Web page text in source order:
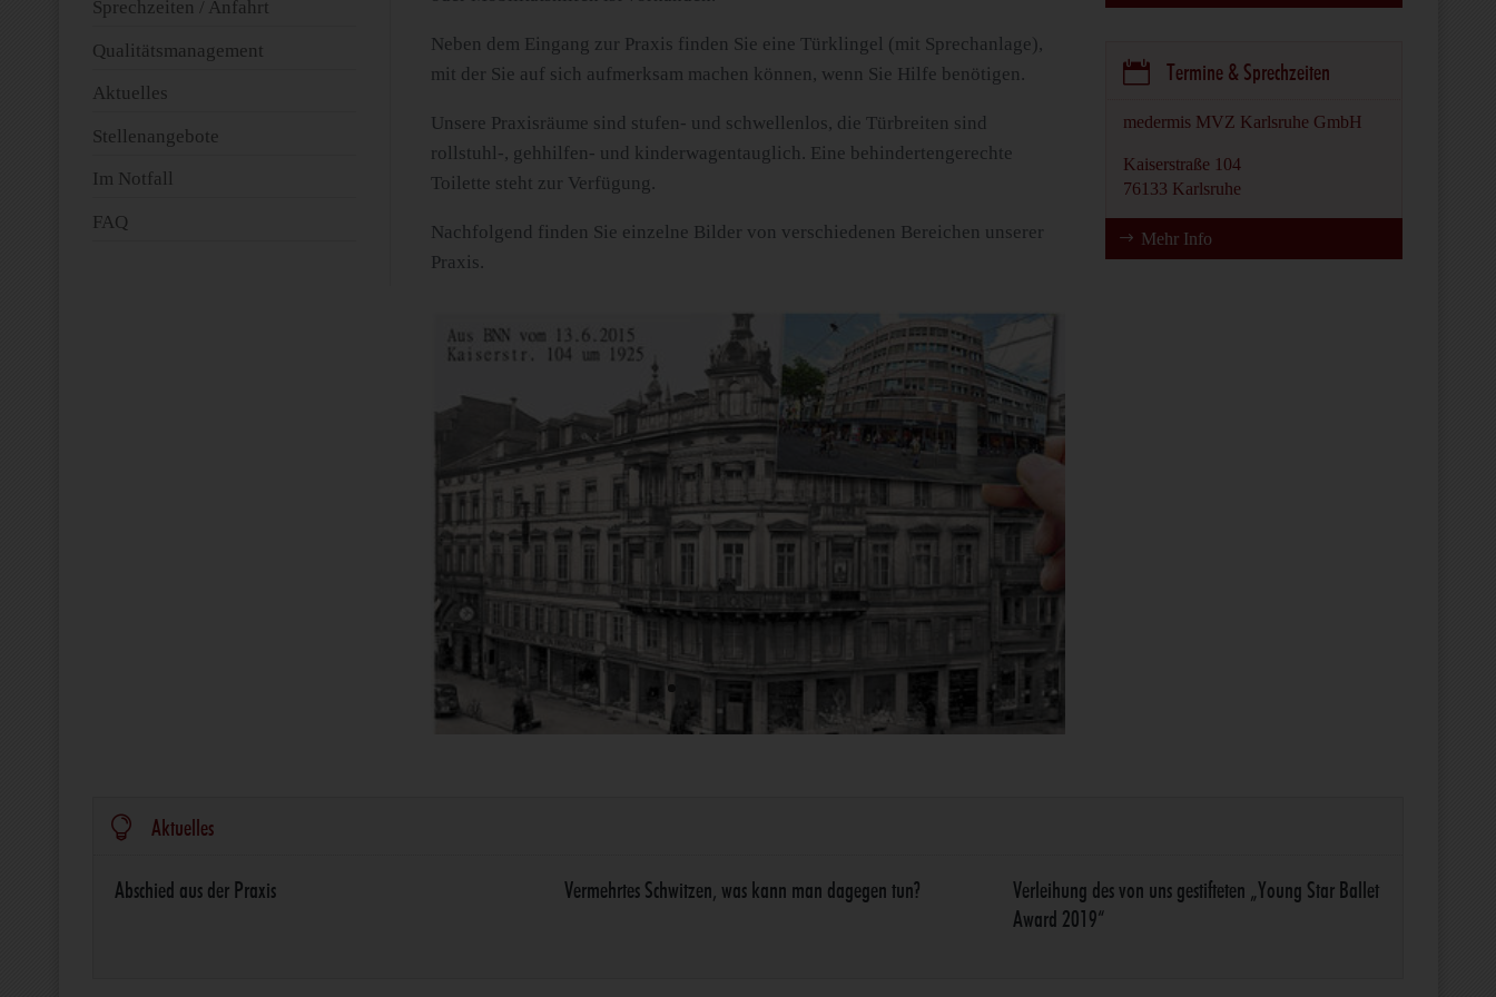
Sprechzeiten / Anfahrt
Qualitätsmanagement
Aktuelles
Stellenangebote
Im Notfall
FAQ
Neben dem Eingang zur Praxis finden Sie eine Türklingel (mit Sprechanlage),
mit der Sie auf sich aufmerksam machen können, wenn Sie Hilfe benötigen.
Unsere Praxisräume sind stufen- und schwellenlos, die Türbreiten sind
rollstuhl-, gehhilfen- und kinderwagentauglich. Eine behindertengerechte
Toilette steht zur Verfügung.
Nachfolgend finden Sie einzelne Bilder von verschiedenen Bereichen unserer
Praxis.
 Termine & Sprechzeiten
medermis MVZ Karlsruhe GmbH
Kaiserstraße 104
76133 Karlsruhe
Mehr Info
 Aktuelles
Abschied aus der Praxis Vermehrtes Schwitzen, was kann man dagegen tun?
Verleihung des von uns gestifteten „Young Star Ballet
Award 2019“